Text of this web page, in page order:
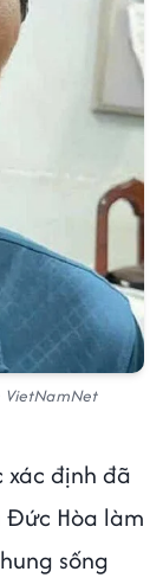
VietNamNet
định đã
Đức Hòa làm
sống